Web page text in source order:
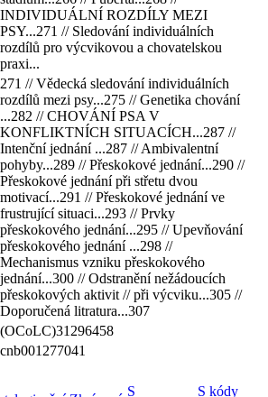
INDIVIDUÁLNÍ ROZDÍLY MEZI
PSY...271 // Sledování individuálních
rozdílů pro výcvikovou a chovatelskou
praxi...
271 // Vědecká sledování individuálních
rozdílů mezi psy...275 // Genetika chování
...282 // CHOVÁNÍ PSA V
KONFLIKTNÍCH SITUACÍCH...287 //
Intenční jednání ...287 // Ambivalentní
pohyby...289 // Přeskokové jednání...290 //
Přeskokové jednání při střetu dvou
motivací...291 // Přeskokové jednání ve
frustrující situaci...293 // Prvky
přeskokového jednání...295 // Upevňování
přeskokového jednání ...298 //
Mechanismus vzniku přeskokového
jednání...300 // Odstranění nežádoucích
přeskokových aktivit // při výcviku...305 //
Doporučená litratura...307
(OCoLC)31296458
cnb001277041
S S kódy